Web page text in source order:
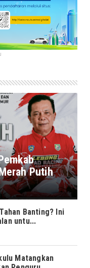
Putih
Banting? Ini
untu...
Matangkan